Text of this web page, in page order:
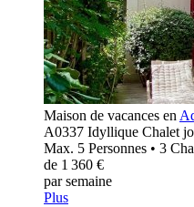
Maison de vacances en
A0337 Idyllique Chalet
Max. 5 Personnes • 3
de 1 360 €
par semaine
Plus